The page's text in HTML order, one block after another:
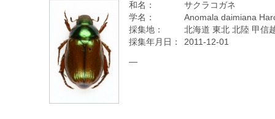
和名：
サクラコガネ
学名：
Anomala daimiana
採集地：
北海道 東北 北陸 甲信
採集年月日：
2011-12-01
—